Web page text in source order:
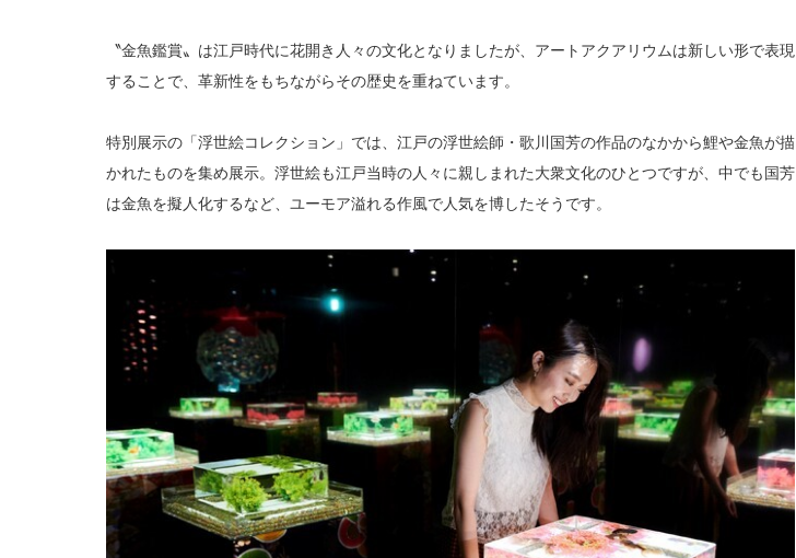
〝金魚鑑賞〟は江戸時代に花開き人々の文化となりましたが、アートアクアリウムは新しい形で表現
することで、革新性をもちながらその歴史を重ねています。
特別展示の「浮世絵コレクション」では、江戸の浮世絵師・歌川国芳の作品のなかから鯉や金魚が描
かれたものを集め展示。浮世絵も江戸当時の人々に親しまれた大衆文化のひとつですが、中でも国芳
は金魚を擬人化するなど、ユーモア溢れる作風で人気を博したそうです。